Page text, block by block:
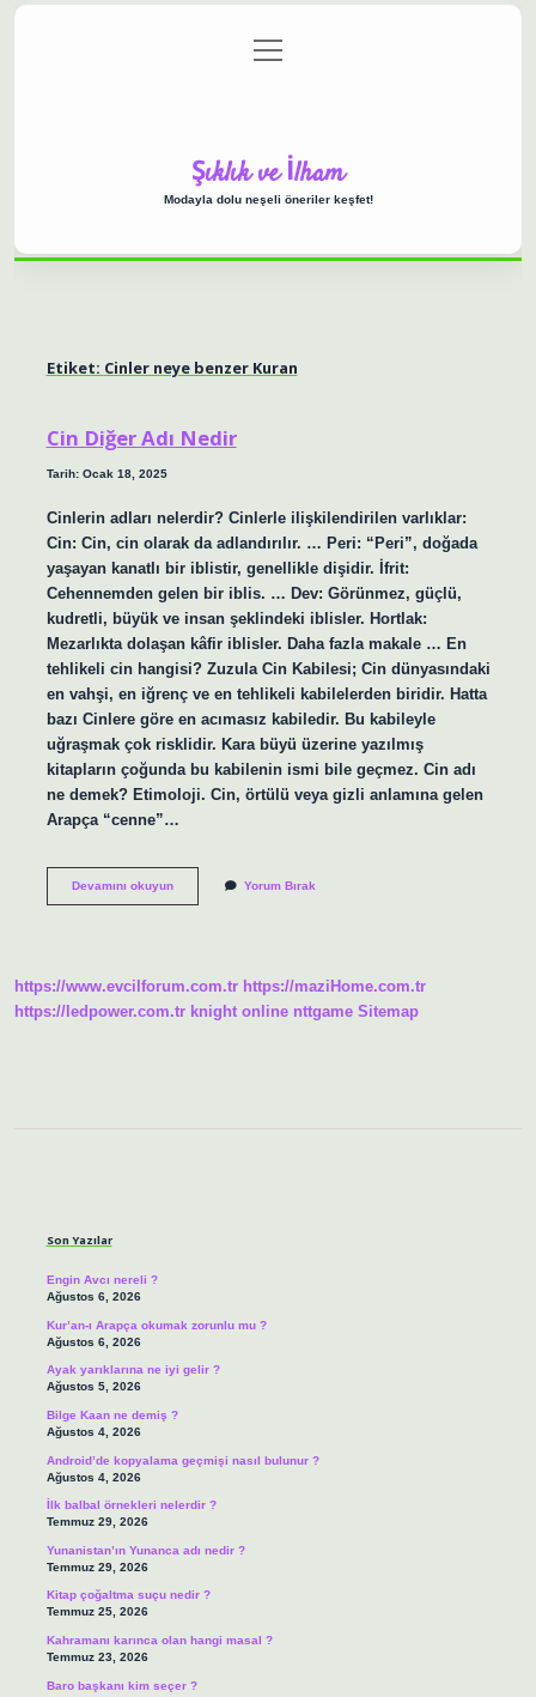
Gizlilik Politikası
menüyü
aç
Şıklık ve İlham
Modayla dolu neşeli öneriler keşfet!
Etiket: Cinler neye benzer Kuran
Cin Diğer Adı Nedir
Tarih: Ocak 18, 2025
Cinlerin adları nelerdir? Cinlerle ilişkilendirilen varlıklar:
Cin: Cin, cin olarak da adlandırılır. … Peri: “Peri”, doğada
yaşayan kanatlı bir iblistir, genellikle dişidir. İfrit:
Cehennemden gelen bir iblis. … Dev: Görünmez, güçlü,
kudretli, büyük ve insan şeklindeki iblisler. Hortlak:
Mezarlıkta dolaşan kâfir iblisler. Daha fazla makale … En
tehlikeli cin hangisi? Zuzula Cin Kabilesi; Cin dünyasındaki
en vahşi, en iğrenç ve en tehlikeli kabilelerden biridir. Hatta
bazı Cinlere göre en acımasız kabiledir. Bu kabileyle
uğraşmak çok risklidir. Kara büyü üzerine yazılmış
kitapların çoğunda bu kabilenin ismi bile geçmez. Cin adı
ne demek? Etimoloji. Cin, örtülü veya gizli anlamına gelen
Arapça “cenne”…
Devamını okuyunCin
Yorum Bırak
https://www.evcilforum.com.tr https://maziHome.com.tr
https://ledpower.com.tr knight online nttgame Sitemap
Son Yazılar
Engin Avcı nereli ?
Ağustos 6, 2026
Kur’an-ı Arapça okumak zorunlu mu ?
Ağustos 6, 2026
Ayak yarıklarına ne iyi gelir ?
Ağustos 5, 2026
Bilge Kaan ne demiş ?
Ağustos 4, 2026
Android’de kopyalama geçmişi nasıl bulunur ?
Ağustos 4, 2026
İlk balbal örnekleri nelerdir ?
Temmuz 29, 2026
Yunanistan’ın Yunanca adı nedir ?
Temmuz 29, 2026
Kitap çoğaltma suçu nedir ?
Temmuz 25, 2026
Kahramanı karınca olan hangi masal ?
Temmuz 23, 2026
Baro başkanı kim seçer ?